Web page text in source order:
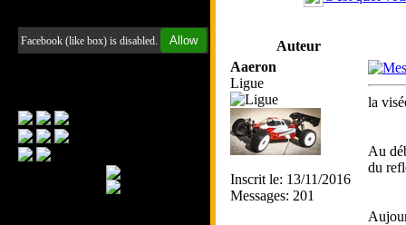
Facebook (like box) is disabled. Allow
Auteur
Aaeron
Ligue
Inscrit le: 13/11/2016
Messages: 201
la
Au
du